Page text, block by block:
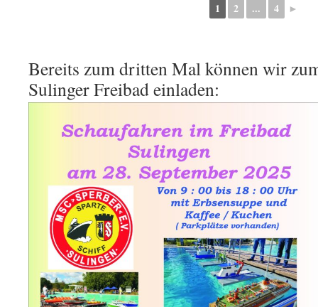
1 2 ... 4 ►
Bereits zum dritten Mal können wir
Sulinger Freibad einladen: